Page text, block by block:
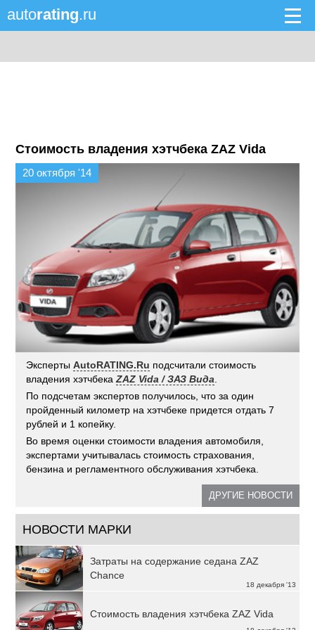
autorating.ru
Стоимость владения хэтчбека ZAZ Vida
20 октября '14
ЭкспертыAutoRATING.Ru подсчитали стоимость
владения хэтчбекаZAZ Vida / ЗАЗ Вида
По подсчетам экспертов получилось, что за один
пройденный километр на хэтчбеке придется отдать 7
рублей и 1 копейку.
Во время оценки стоимости владения автомобиля,
экспертами учитывалась стоимость страхования,
бензина и регламентного обслуживания хэтчбека.
ДРУГИЕ НОВОСТИ
НОВОСТИ МАРКИ
18 декабря '13
Затраты на содержание седана ZAZ
Chance
Стоимость владения хэтчбека ZAZ Vida